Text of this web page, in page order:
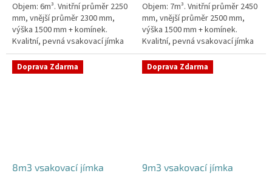
Objem: 6m³. Vnitřní průměr 2250
mm, vnější průměr 2300 mm,
výška 1500 mm + komínek.
Kvalitní, pevná vsakovací jímka
(nádrž) bez potřeby
obetonování Průměr přítoku a
odtoku +...
Objem: 7m³. Vnitřní průměr 2450
mm, vnější průměr 2500 mm,
výška 1500 mm + komínek.
Kvalitní, pevná vsakovací jímka
(nádrž) bez potřeby
obetonování Průměr přítoku a
odtoku +...
Doprava Zdarma
8m3 vsakovací jímka
Doprava Zdarma
9m3 vsakovací jímka